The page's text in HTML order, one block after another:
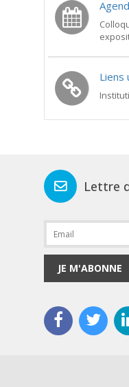
Liens
Lettre
JE M'ABONNE